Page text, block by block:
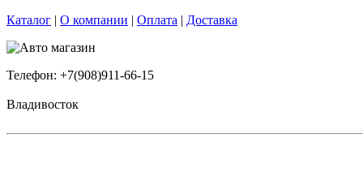
Каталог | О компании | Оплата | Доставка
Телефон: +7(908)911-66-15
Владивосток